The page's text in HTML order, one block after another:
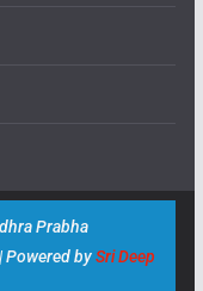
Prabha
Powered bySri Deep